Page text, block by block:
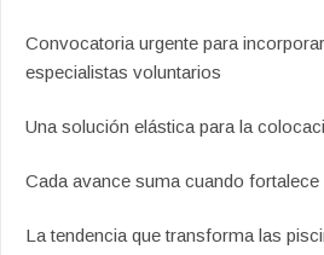
Convocatoria urgente para
especialistas voluntarios
Una solución elástica para la
Cada avance suma cuando fortalece
La tendencia que transforma las